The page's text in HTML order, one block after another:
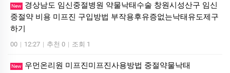
New
경상남도 임신중절병원 약물낙태수술 창원시성산구 임신
중절약 비용 미프진 구입방법 부작용후유증없는낙태유도제구
하기
00 | 12:27 | 추천 0 | 조회 1
New 우먼온리원 미프진미프진사용방법 중절약물낙­태